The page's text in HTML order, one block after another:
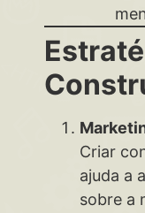
Criar
ajuda a
sobre a